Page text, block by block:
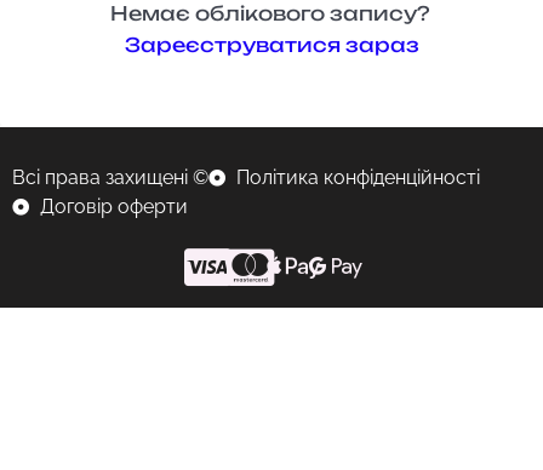
Немає облікового запису?
Зареєструватися зараз
Всі права захищені ©
Політика конфіденційності
Договір оферти